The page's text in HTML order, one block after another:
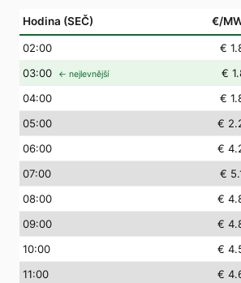
Hodina (SEČ) €/
02:00 €
03:00 ← nejlevnější €
04:00 €
05:00 €
06:00 €
07:00 €
08:00 €
09:00 €
10:00 €
11:00 €